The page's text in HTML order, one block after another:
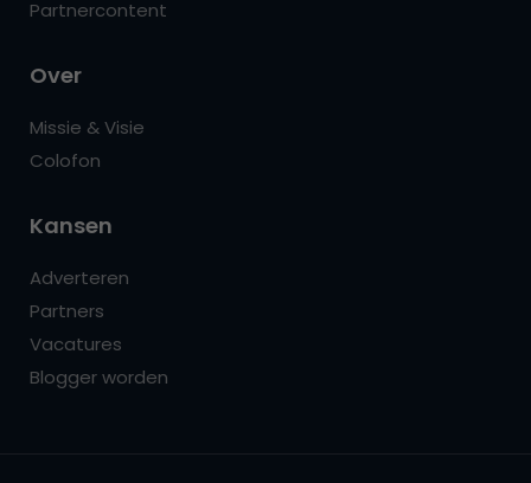
Partnercontent
Over
Missie & Visie
Colofon
Kansen
Adverteren
Partners
Vacatures
Blogger worden